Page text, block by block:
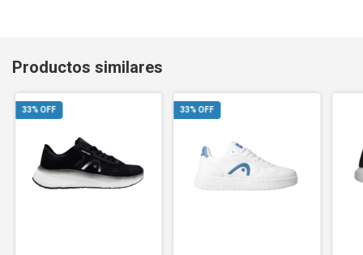
Productos similares
33% OFF 33% OFF